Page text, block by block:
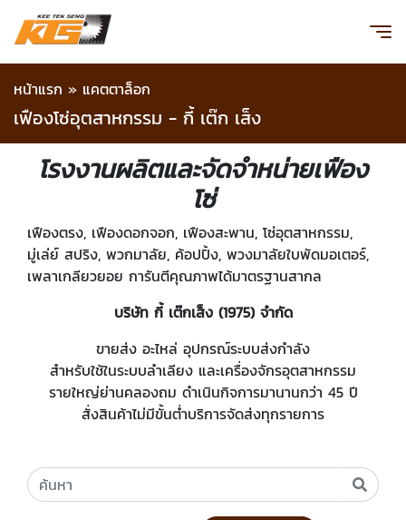
หน้าแรก » แคตตาล็อก
เฟืองโซ่อุตสาหกรรม - กี้ เต๊ก เส็ง
โรงงานผลิตและจัดจำหน่ายเฟือง
โซ่
เฟืองตรง, เฟืองดอกจอก, เฟืองสะพาน, โซ่อุตสาหกรรม,
มู่เล่ย์ สปริง, พวกมาลัย, ค้อปปิ้ง, พวงมาลัยใบพัดมอเตอร์,
เพลาเกลียวยอย การันตีคุณภาพได้มาตรฐานสากล
บริษัท กี้ เต๊กเส็ง (1975) จำกัด
ขายส่ง อะไหล่ อุปกรณ์ระบบส่งกำลัง
สำหรับใช้ในระบบลำเลียง และเครื่องจักรอุตสาหกรรม
รายใหญ่ย่านคลองถม ดำเนินกิจการมานานกว่า 45 ปี
สั่งสินค้าไม่มีขั้นต่ำบริการจัดส่งทุกรายการ